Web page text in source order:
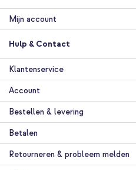
Mijn account
Hulp & Contact
Klantenservice
Account
Bestellen & levering
Betalen
Retourneren & probleem melden